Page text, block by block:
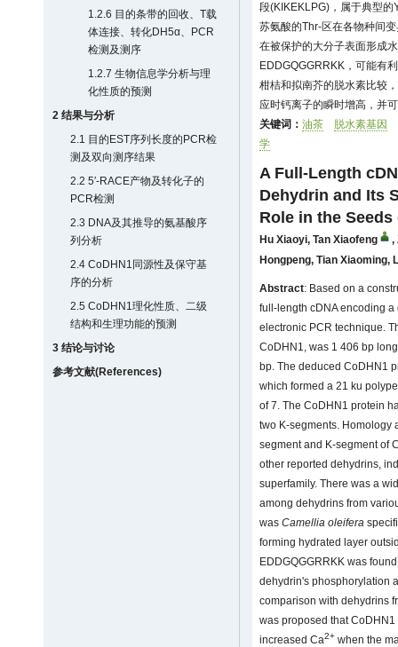
1.2.6 目的条带的回收、T载
体连接、转化DH5α、PCR
检测及测序
1.2.7 生物信息学分析与理
化性质的预测
2 结果与分析
2.1 目的EST序列长度的PCR检
测及双向测序结果
2.2 5′-RACE产物及转化子的
PCR检测
2.3 DNA及其推导的氨基酸序
列分析
2.4 CoDHN1同源性及保守基
序的分析
2.5 CoDHN1理化性质、二级
结构和生理功能的预测
3 结论与讨论
参考文献(References)
段(KIKEKLPG)，属于典型的
苏氨酸的Thr-区在各物种间
在被保护的大分子表面形成
EDDGQGGRRKK，可能有
柑桔和拟南芥的脱水素比较
应时钙离子的瞬时增高，并
关键词： 油茶
脱水素基因
学
A Full-Length
Dehydrin and Its
Role in the
Hu Xiaoyi, Tan Xiaofeng ,
Hongpeng, Tian Xiaoming,
Abstract: Based on a
full-length cDNA encoding
electronic PCR technique.
CoDHN1, was 1 406 bp
bp. The deduced CoDHN1
which formed a 21 ku
of 7. The CoDHN1 protein
two K-segments. Homology
segment and K-segment of
other reported dehydrins,
superfamily. There was a
among dehydrins from
was Camellia oleifera
forming hydrated layer
EDDGQGGRRKK was
dehydrin's phosphorylation
comparison with dehydrins
was proposed that
increased Ca2+ when the